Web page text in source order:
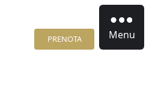
PRENOTA Menu